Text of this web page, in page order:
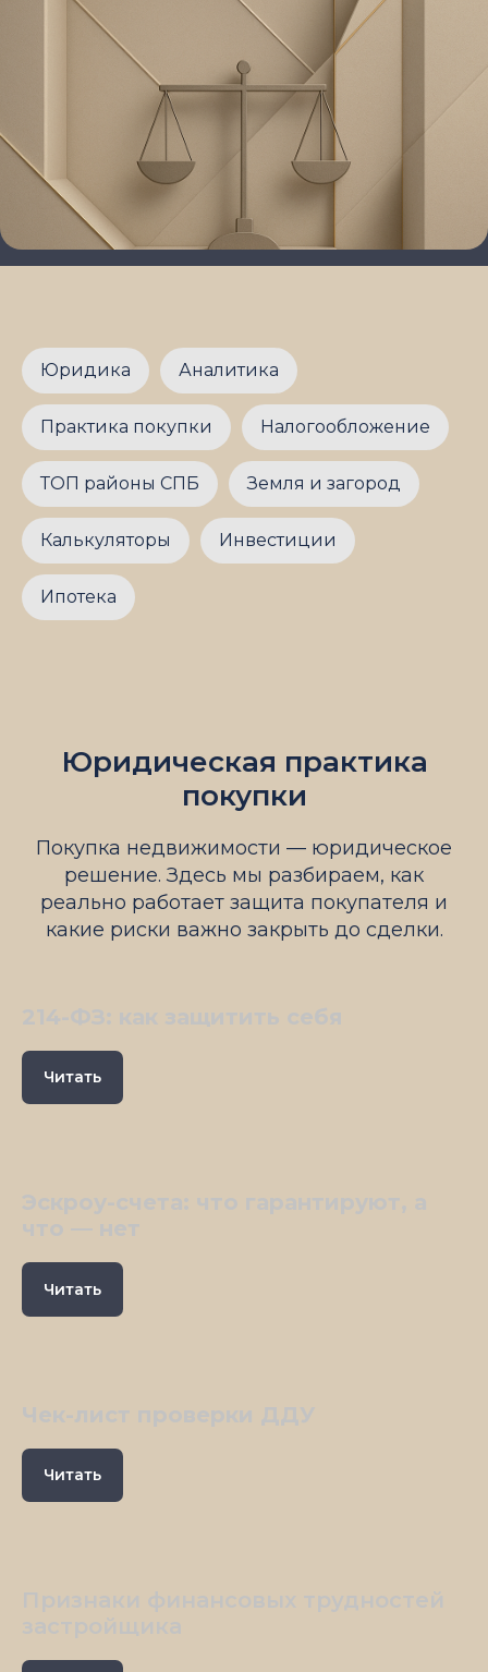
Юридика Аналитика
Практика покупки Налогообложение
ТОП районы СПБ Земля и загород
Калькуляторы Инвестиции
Ипотека
Юридическая практика
покупки
Покупка недвижимости — юридическое
решение. Здесь мы разбираем, как
реально работает защита покупателя и
какие риски важно закрыть до сделки.
Читать
Читать
Читать